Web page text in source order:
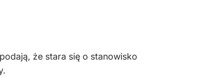
że stara się o stanowisko